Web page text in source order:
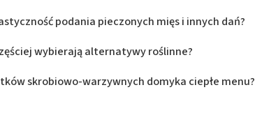
podania pieczonych mięs i innych dań?
wybierają alternatywy roślinne?
skrobiowo-warzywnych domyka ciepłe menu?